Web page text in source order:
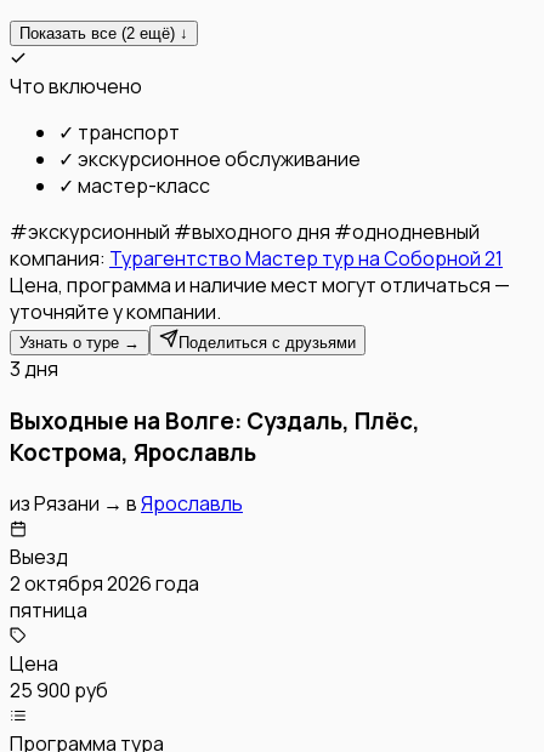
Показать все (2 ещё) ↓
Что включено
✓ транспорт
✓ экскурсионное обслуживание
✓ мастер-класс
#экскурсионный #выходного дня #однодневный
компания: Турагентство Мастер тур на Соборной 21
Цена, программа и наличие мест могут отличаться —
уточняйте у компании.
Узнать о туре → Поделиться с друзьями
3 дня
Выходные на Волге: Суздаль, Плёс,
Кострома, Ярославль
изРязани → вЯрославль
Выезд
2 октября 2026 года
пятница
Цена
25 900 руб
Программа тура